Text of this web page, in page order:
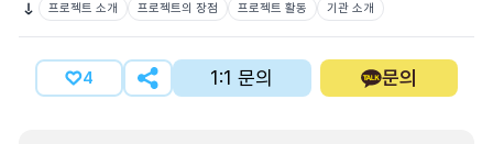
프로젝트 소개 프로젝트의 장점 프로젝트 활동 기관 소개
4 1:1 문의 문의